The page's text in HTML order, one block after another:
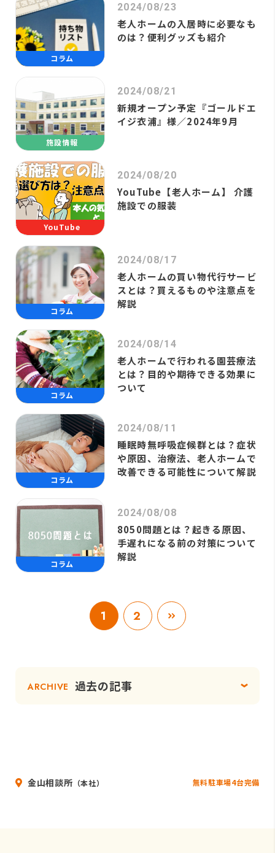
コラム
2024/08/23
老人ホームの入居時に必要なも
のは？便利グッズも紹介
施設情報
2024/08/21
新規オープン予定『ゴールドエ
イジ衣浦』様／2024年9月
YouTube
2024/08/20
YouTube【老人ホーム】 介護
施設での服装
コラム
2024/08/17
老人ホームの買い物代行サービ
スとは？買えるものや注意点を
解説
コラム
2024/08/14
老人ホームで行われる園芸療法
とは？目的や期待できる効果に
ついて
コラム
2024/08/11
睡眠時無呼吸症候群とは？症状
や原因、治療法、老人ホームで
改善できる可能性について解説
コラム
2024/08/08
8050問題とは？起きる原因、
手遅れになる前の対策について
解説
1 2
ARCHIVE 過去の記事
金山相談所 （本社） 無料駐車場4台完備